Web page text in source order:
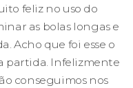
feliz no uso do
as bolas longas e
Acho que foi esse o
partida. Infelizmente
conseguimos nos